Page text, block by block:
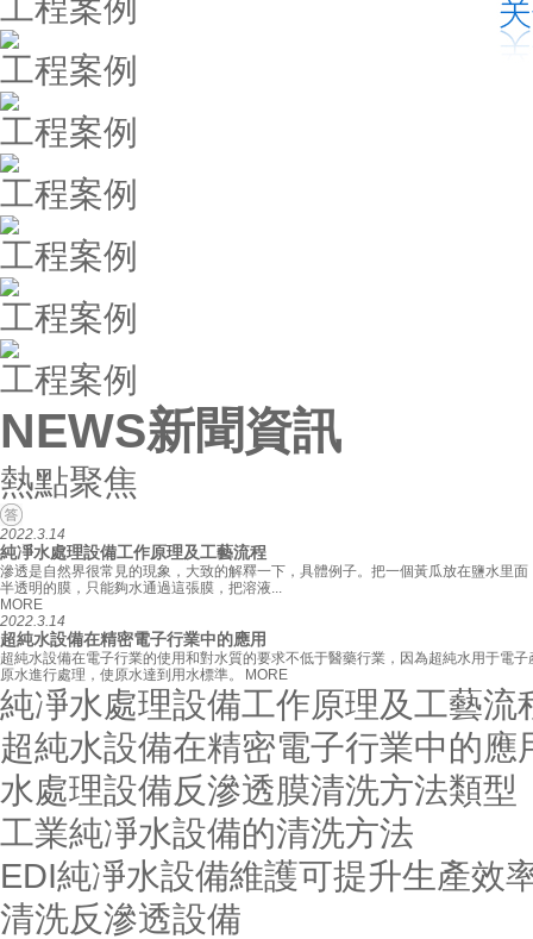
工程案例
工程案例
工程案例
工程案例
工程案例
工程案例
NEWS新聞資訊
熱點聚焦
2022.3.14
純凈水處理設備工作原理及工藝流程
滲透是自然界很常見的現象，大致的解釋一下，具體例子。把一個黃瓜放在鹽水里
半透明的膜，只能夠水通過這張膜，把溶液...
MORE
2022.3.14
超純水設備在精密電子行業中的應用
超純水設備在電子行業的使用和對水質的要求不低于醫藥行業，因為超純水用于電
原水進行處理，使原水達到用水標準。
MORE
純凈水處理設備工作原理及工藝流
超純水設備在精密電子行業中的應
水處理設備反滲透膜清洗方法類型
工業純凈水設備的清洗方法
EDI純凈水設備維護可提升生產效
清洗反滲透設備